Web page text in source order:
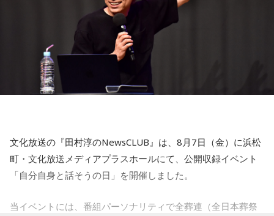
文化放送の『田村淳のNewsCLUB』は、8月7日（金）に浜松
町・文化放送メディアプラスホールにて、公開収録イベント
「自分自身と話そうの日」を開催しました。
当イベントには、番組パーソナリティで全葬連（全日本葬祭